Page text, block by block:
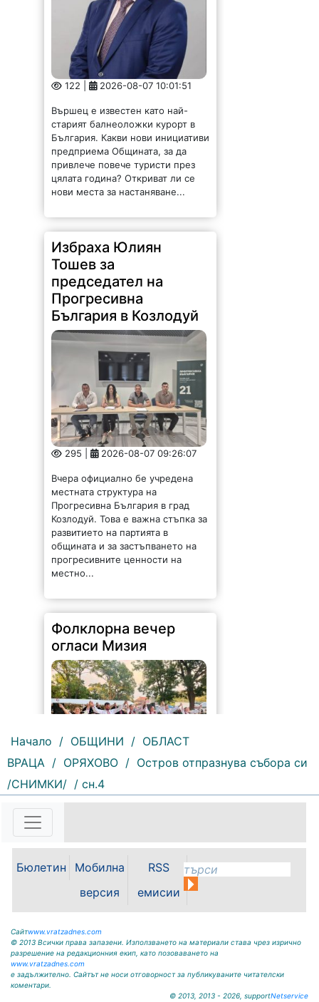
122 | 2026-08-07 10:01:51
Вършец е известен като най-
старият балнеоложки курорт в
България. Какви нови инициативи
предприема Общината, за да
привлече повече туристи през
цялата година? Откриват ли се
нови места за настаняване...
Избраха Юлиян
Тошев за
председател на
Прогресивна
България в Козлодуй
295 | 2026-08-07 09:26:07
Вчера официално бе учредена
местната структура на
Прогресивна България в град
Козлодуй. Това е важна стъпка за
развитието на партията в
общината и за застъпването на
прогресивните ценности на
местно...
Фолклорна вечер
огласи Мизия
75 | 2026-08-07 09:25:36
Песни, танци, пъстри носии и
жители и гости на общината във
фолклорната вечер на Панаирни
дни – Мизия 2026. Читалища и
пенсионерски клубове
представиха богата кулинарна
палитра от...
Начало / ОБЩИНИ / ОБЛАСТ
ВРАЦА / ОРЯХОВО / Остров отпразнува събора си
/СНИМКИ/ / сн.4
Бюлетин
Мобилна
версия
RSS
емисии
Сайтwww.vratzadnes.com
© 2013 Всички права запазени. Използването на материали става чрез изрично
разрешение на редакционния екип, като позоваването на
www.vratzadnes.com
е задължително. Сайтът не носи отговорност за публикуваните читателски
коментари.
© 2013, 2013 - 2026, supportNetservice